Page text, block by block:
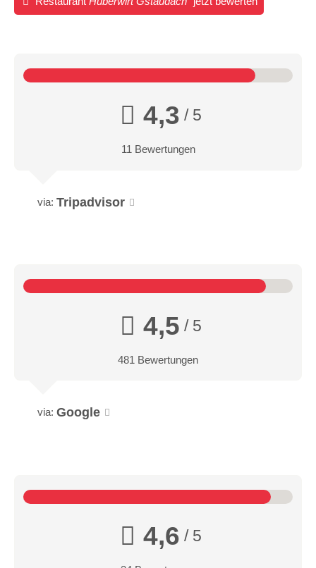
4,3 / 5
11 Bewertungen
via: Tripadvisor
4,5 / 5
481 Bewertungen
via: Google
4,6 / 5